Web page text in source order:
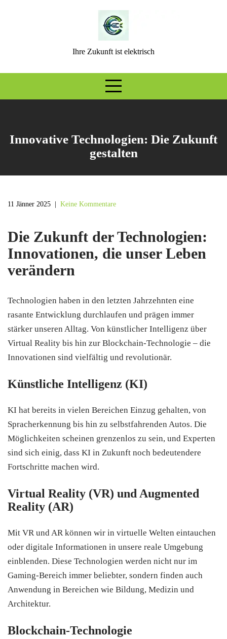
Ihre Zukunft ist elektrisch
Innovative Technologien: Die Zukunft
gestalten
11 Jänner 2025 Keine Kommentare
Die Zukunft der Technologien:
Innovationen, die unser Leben
verändern
Technologien haben in den letzten Jahrzehnten eine
rasante Entwicklung durchlaufen und prägen immer
stärker unseren Alltag. Von künstlicher Intelligenz über
Virtual Reality bis hin zur Blockchain-Technologie – die
Innovationen sind vielfältig und revolutionär.
Künstliche Intelligenz (KI)
KI hat bereits in vielen Bereichen Einzug gehalten, von
Spracherkennung bis hin zu selbstfahrenden Autos. Die
Möglichkeiten scheinen grenzenlos zu sein, und Experten
sind sich einig, dass KI in Zukunft noch bedeutendere
Fortschritte machen wird.
Virtual Reality (VR) und Augmented
Reality (AR)
Mit VR und AR können wir in virtuelle Welten eintauchen
oder digitale Informationen in unsere reale Umgebung
einblenden. Diese Technologien werden nicht nur im
Gaming-Bereich immer beliebter, sondern finden auch
Anwendung in Bereichen wie Bildung, Medizin und
Architektur.
Blockchain-Technologie